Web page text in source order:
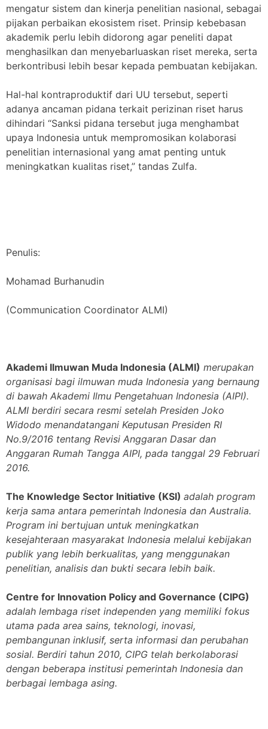
mengatur sistem dan kinerja penelitian nasional, sebagai
pijakan perbaikan ekosistem riset. Prinsip kebebasan
akademik perlu lebih didorong agar peneliti dapat
menghasilkan dan menyebarluaskan riset mereka, serta
berkontribusi lebih besar kepada pembuatan kebijakan.
Hal-hal kontraproduktif dari UU tersebut, seperti
adanya ancaman pidana terkait perizinan riset harus
dihindari “Sanksi pidana tersebut juga menghambat
upaya Indonesia untuk mempromosikan kolaborasi
penelitian internasional yang amat penting untuk
meningkatkan kualitas riset,” tandas Zulfa.
Penulis:
Mohamad Burhanudin
(Communication Coordinator ALMI)
Akademi Ilmuwan Muda Indonesia (ALMI) merupakan
organisasi bagi ilmuwan muda Indonesia yang bernaung
di bawah Akademi Ilmu Pengetahuan Indonesia (AIPI).
ALMI berdiri secara resmi setelah Presiden Joko
Widodo menandatangani Keputusan Presiden RI
No.9/2016 tentang Revisi Anggaran Dasar dan
Anggaran Rumah Tangga AIPI, pada tanggal 29 Februari
2016.
The Knowledge Sector Initiative (KSI) adalah program
kerja sama antara pemerintah Indonesia dan Australia.
Program ini bertujuan untuk meningkatkan
kesejahteraan masyarakat Indonesia melalui kebijakan
publik yang lebih berkualitas, yang menggunakan
penelitian, analisis dan bukti secara lebih baik.
Centre for Innovation Policy and Governance (CIPG)
adalah lembaga riset independen yang memiliki fokus
utama pada area sains, teknologi, inovasi,
pembangunan inklusif, serta informasi dan perubahan
sosial. Berdiri tahun 2010, CIPG telah berkolaborasi
dengan beberapa institusi pemerintah Indonesia dan
berbagai lembaga asing.